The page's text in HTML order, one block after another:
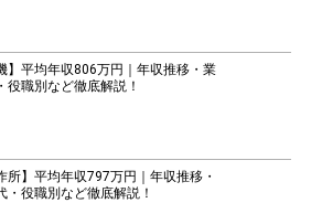
】平均年収806万円｜年収推移・業
役職別など徹底解説！
所】平均年収797万円｜年収推移・
・役職別など徹底解説！